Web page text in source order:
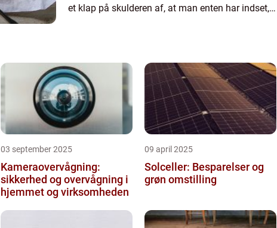
et klap på skulderen af, at man enten har indset,
03 september 2025
Kameraovervågning:
sikkerhed og overvågning i
hjemmet og virksomheden
09 april 2025
Solceller: Besparelser og
grøn omstilling